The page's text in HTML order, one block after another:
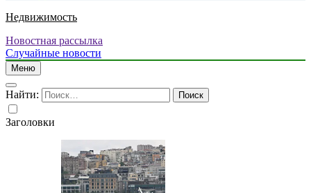
Недвижимость
Новостная рассылка
Случайные новости
Меню
Найти:
Заголовки